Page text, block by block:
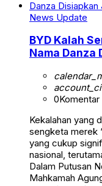
News Update
BYD Kalah
Nama
0Komentar
Kekalahan yang
sengketa merek
yang cukup
nasional,
Dalam Putusan
Mahkamah